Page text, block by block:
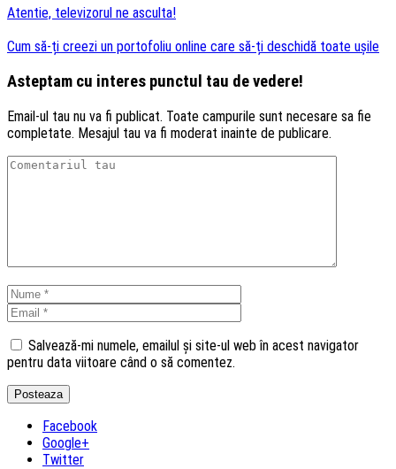
Atentie, televizorul ne asculta!
Cum să-ți creezi un portofoliu online care să-ți deschidă toate ușile
Asteptam cu interes punctul tau de vedere!
Email-ul tau nu va fi publicat. Toate campurile sunt necesare sa fie
completate. Mesajul tau va fi moderat inainte de publicare.
Salvează-mi numele, emailul și site-ul web în acest navigator
pentru data viitoare când o să comentez.
Facebook
Google+
Twitter